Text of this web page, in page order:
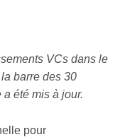
VCs dans le
barre des 30
été mis à jour.
pour